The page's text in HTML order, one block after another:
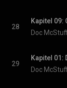
28
Kapitel 09:
Doc
29
Kapitel 01:
Doc